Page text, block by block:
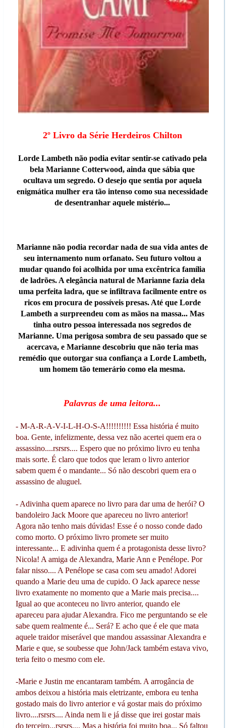
2º Livro da Série Herdeiros Chilton
Lorde Lambeth não podia evitar sentir-se cativado pela
bela Marianne Cotterwood, ainda que sábia que
ocultava um segredo. O desejo que sentia por aquela
enigmática mulher era tão intenso como sua necessidade
de desentranhar aquele mistério...
Marianne não podia recordar nada de sua vida antes de
seu internamento num orfanato. Seu futuro voltou a
mudar quando foi acolhida por uma excêntrica família
de ladrões. A elegância natural de Marianne fazia dela
uma perfeita ladra, que se infiltrava facilmente entre os
ricos em procura de possíveis presas. Até que Lorde
Lambeth a surpreendeu com as mãos na massa... Mas
tinha outro pessoa interessada nos segredos de
Marianne. Uma perigosa sombra de seu passado que se
acercava, e Marianne descobriu que não teria mas
remédio que outorgar sua confiança a Lorde Lambeth,
um homem tão temerário como ela mesma.
Palavras de uma leitora...
- M-A-R-A-V-I-L-H-O-S-A!!!!!!!!!! Essa história é muito
boa. Gente, infelizmente, dessa vez não acertei quem era o
assassino....rsrsrs.... Espero que no próximo livro eu tenha
mais sorte. É claro que todos que leram o livro anterior
sabem quem é o mandante... Só não descobri quem era o
assassino de aluguel.
- Adivinha quem aparece no livro para dar uma de herói? O
bandoleiro Jack Moore que apareceu no livro anterior!
Agora não tenho mais dúvidas! Esse é o nosso conde dado
como morto. O próximo livro promete ser muito
interessante... E adivinha quem é a protagonista desse livro?
Nicola! A amiga de Alexandra, Marie Ann e Penélope. Por
falar nisso.... A Penélope se casa com seu amado! Adorei
quando a Marie deu uma de cupido. O Jack aparece nesse
livro exatamente no momento que a Marie mais precisa....
Igual ao que aconteceu no livro anterior, quando ele
apareceu para ajudar Alexandra. Fico me perguntando se ele
sabe quem realmente é... Será? E acho que é ele que mata
aquele traidor miserável que mandou assassinar Alexandra e
Marie e que, se soubesse que John/Jack também estava vivo,
teria feito o mesmo com ele.
-Marie e Justin me encantaram também. A arrogância de
ambos deixou a história mais eletrizante, embora eu tenha
gostado mais do livro anterior e vá gostar mais do próximo
livro....rsrsrs.... Ainda nem li e já disse que irei gostar mais
do terceiro...rsrsrs.... Mas a história foi muito boa... Só faltou